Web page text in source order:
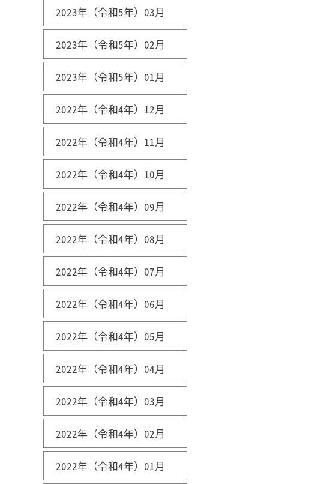
2023年（令和5年）03月
2023年（令和5年）02月
2023年（令和5年）01月
2022年（令和4年）12月
2022年（令和4年）11月
2022年（令和4年）10月
2022年（令和4年）09月
2022年（令和4年）08月
2022年（令和4年）07月
2022年（令和4年）06月
2022年（令和4年）05月
2022年（令和4年）04月
2022年（令和4年）03月
2022年（令和4年）02月
2022年（令和4年）01月